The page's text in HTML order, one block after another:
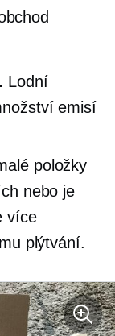
Lodní
emisí
položky
nebo je
více
plýtvání.